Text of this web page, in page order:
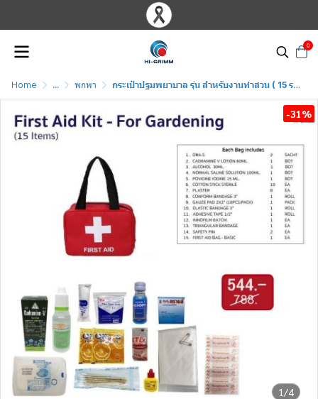
0
Home ... พกพา กระเป๋าปฐมพยาบาล รุ่น สำหรับงานทำสวน ( 15 รายการ ) ( สีแดง )
1/4
-31%